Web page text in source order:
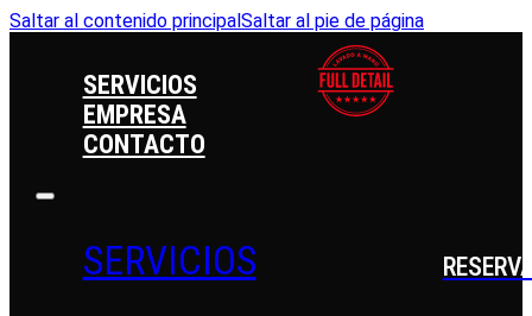
Saltar al contenido principalSaltar al pie de página
SERVICIOS
EMPRESA
CONTACTO
SERVICIOS